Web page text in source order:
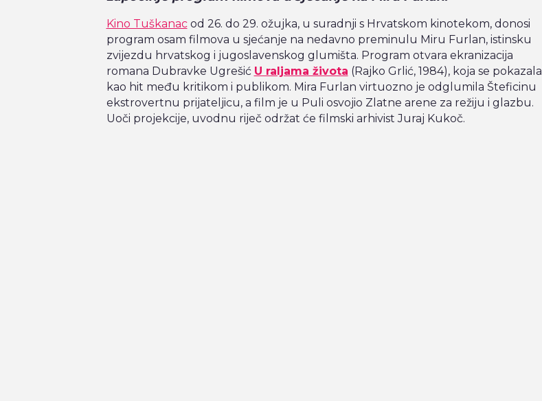
Kino Tuškanacod 26. do 29. ožujka, u suradnji s Hrvatskom kinotekom, donosi
program osam filmova u sjećanje na nedavno preminulu Miru Furlan, istinsku
zvijezdu hrvatskog i jugoslavenskog glumišta. Program otvara ekranizacija
romana Dubravke Ugrešić U raljama života (Rajko Grlić, 1984), koja se pokazala
kao hit među kritikom i publikom. Mira Furlan virtuozno je odglumila Šteficinu
ekstrovertnu prijateljicu, a film je u Puli osvojio Zlatne arene za režiju i glazbu.
Uoči projekcije, uvodnu riječ održat će filmski arhivist Juraj Kukoč.